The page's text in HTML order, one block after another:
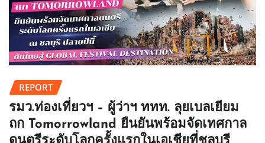
REPORT
รมว.ท่องเที่ยวฯ – ผู้ว่าฯ ททท. ลุยเบลเยียม
ถก Tomorrowland ยืนยันพร้อมจัดเทศกาล